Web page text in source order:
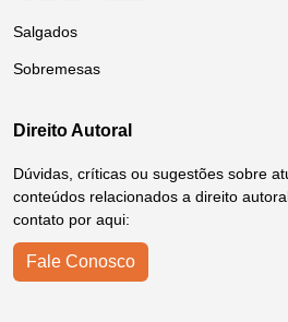
Salgados
Sobremesas
Direito Autoral
Dúvidas, críticas ou sugestões sobre
conteúdos relacionados a direito
contato por aqui:
Fale Conosco